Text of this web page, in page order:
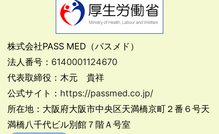
株式会社PASS MED（パスメド）
法人番号： 6140001124670
代表取締役：木元 貴祥
公式サイト： https://passmed.co.jp/
所在地：大阪府大阪市中央区天満橋京町２番６号天
満橋八千代ビル別館７階Ａ号室